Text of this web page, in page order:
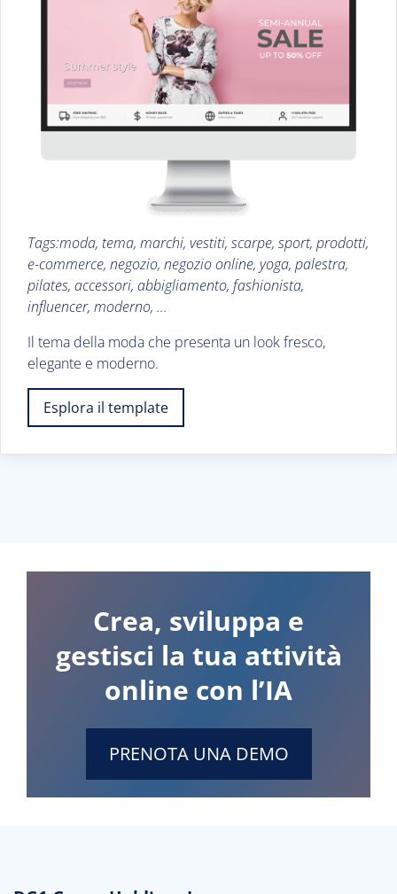
Tags:moda, tema, marchi, vestiti, scarpe, sport, prodotti,
e-commerce, negozio, negozio online, yoga, palestra,
pilates, accessori, abbigliamento, fashionista,
influencer, moderno, ...
Il tema della moda che presenta un look fresco,
elegante e moderno.
Esplora il template
Crea, sviluppa e
gestisci la tua attività
online con l’IA
PRENOTA UNA DEMO